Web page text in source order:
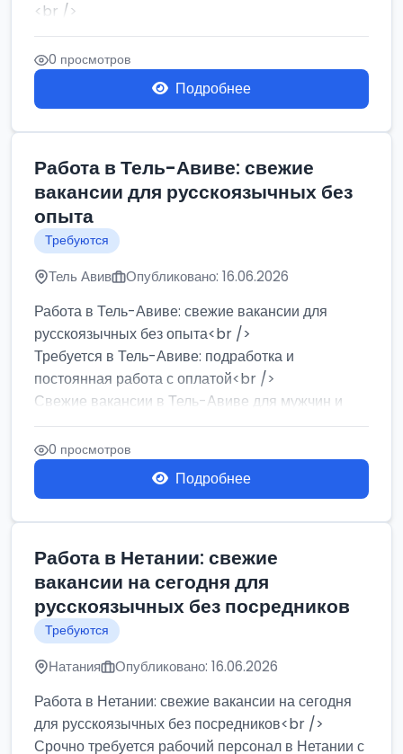
<br />
Работа в Нетании на мебельном производстве:
требу...
0 просмотров
Подробнее
Работа в Тель-Авиве: свежие
вакансии для русскоязычных без
опыта
Требуются
Тель Авив Опубликовано: 16.06.2026
Работа в Тель-Авиве: свежие вакансии для
русскоязычных без опыта<br />
Требуется в Тель-Авиве: подработка и
постоянная работа с оплатой<br />
Свежие вакансии в Тель-Авиве для мужчин и
женщин от хозя...
0 просмотров
Подробнее
Работа в Нетании: свежие
вакансии на сегодня для
русскоязычных без посредников
Требуются
Натания Опубликовано: 16.06.2026
Работа в Нетании: свежие вакансии на сегодня
для русскоязычных без посредников<br />
Срочно требуется рабочий персонал в Нетании с